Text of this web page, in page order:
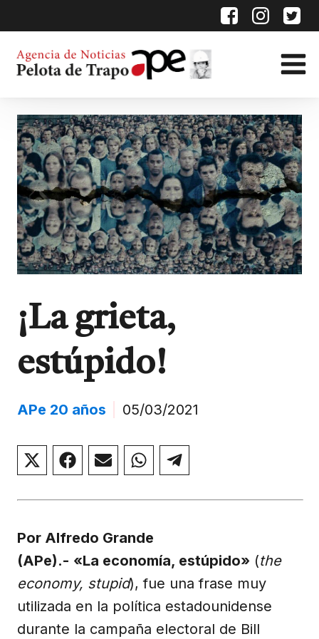
¡La grieta,
estúpido!
APe 20 años 05/03/2021
Compartir
en
(Twitter)
Compartir
en
Compartir
en
Compartir
en
Compartir
en
Por Alfredo Grande
(APe).- «La economía, estúpido» (the
economy, stupid), fue una frase muy
utilizada en la política estadounidense
durante la campaña electoral de Bill